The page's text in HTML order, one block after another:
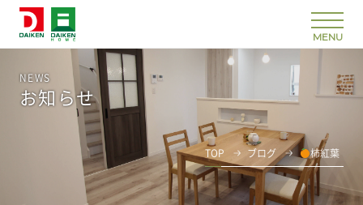
NEWS
お知らせ
TOP ブログ 柿紅葉